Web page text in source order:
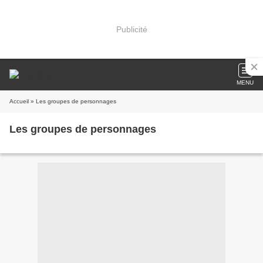
Publicité
MENU
Accueil » Les groupes de personnages
Les groupes de personnages